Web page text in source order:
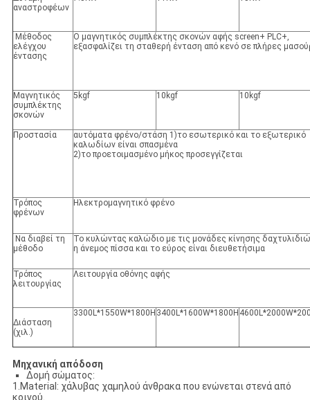
αναστροφέων
Μέθοδος
ελέγχου
έντασης
Ο μαγνητικός συμπλέκτης σκονών αφής screen+ PLC+,
εξασφαλίζει τη σταθερή ένταση από κενό σε πλήρες
Μαγνητικός
συμπλέκτης
σκονών
5kgf 10kgf 10kgf
Προστασία
αυτόματα φρένο/στάση 1)το εσωτερικό και το εξωτερικό
καλωδίων είναι σπασμένα
2)το προετοιμασμένο μήκος προσεγγίζεται
Τρόπος
φρένων
Ηλεκτρομαγνητικό φρένο
Να διαβεί τη
μέθοδο
Το κυλώντας καλώδιο με τις μονάδες κίνησης
η άνεμος πίσσα και το εύρος είναι διευθετήσιμα
Τρόπος
λειτουργίας
Λειτουργία οθόνης αφής
Διάσταση
(χιλ.)
3300L*1550W*1800H 3400L*1600W*1800H
Μηχανική απόδοση
Δομή σώματος:
1.Material: χάλυβας χαμηλού άνθρακα που ενώνεται στενά από
κοινού.